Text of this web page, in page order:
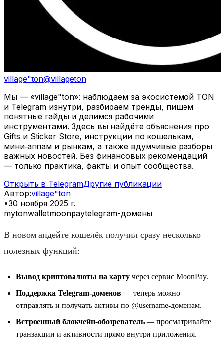
village"ton@villageton
Мы — «village"ton»: наблюдаем за экосистемой TON
и Telegram изнутри, разбираем тренды, пишем
понятные гайды и делимся рабочими
инструментами. Здесь вы найдёте объяснения про
Gifts и Sticker Store, инструкции по кошелькам,
мини‑аппам и рынкам, а также вдумчивые разборы
важных новостей. Без финансовых рекомендаций
— только практика, факты и опыт сообщества.
Открыть в TelegramДругие публикации
Автор:village"ton
•30 ноября 2025 г.
mytonwalletmoonpaytelegram-домены
В новом апдейте кошелёк получил сразу несколько
полезных функций:
Вывод криптовалюты на карту через сервис MoonPay.
Поддержка Telegram-доменов — теперь можно
отправлять и получать активы по @username-доменам.
Встроенный блокчейн-обозреватель — просматривайте
транзакции и активности прямо внутри приложения.